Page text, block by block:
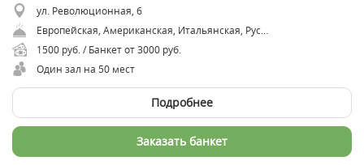
ул. Революционная, 6
1500 руб. / Банкет от 3000 руб.
Один зал на 50 мест
Подробнее
Заказать банкет